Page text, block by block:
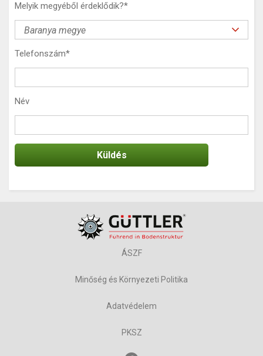
Melyik megyéből érdeklődik?*
Telefonszám*
Név
ÁSZF
Minőség és Környezeti Politika
Adatvédelem
PKSZ